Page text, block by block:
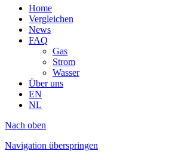
Home
Vergleichen
News
FAQ
Gas
Strom
Wasser
Über uns
EN
NL
Nach oben
Navigation überspringen